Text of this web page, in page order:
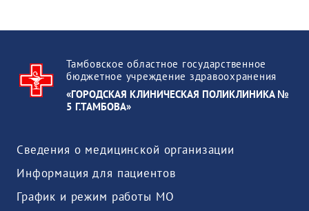
Тамбовское областное государственное
бюджетное учреждение здравоохранения
«ГОРОДСКАЯ КЛИНИЧЕСКАЯ ПОЛИКЛИНИКА №
5 Г.ТАМБОВА»
Сведения о медицинской организации
Информация для пациентов
График и режим работы МО